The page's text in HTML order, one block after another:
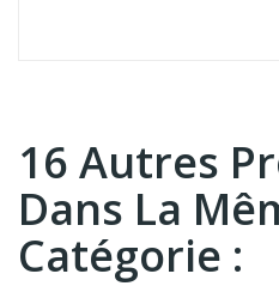
16 Autres
Dans La
Catégorie :